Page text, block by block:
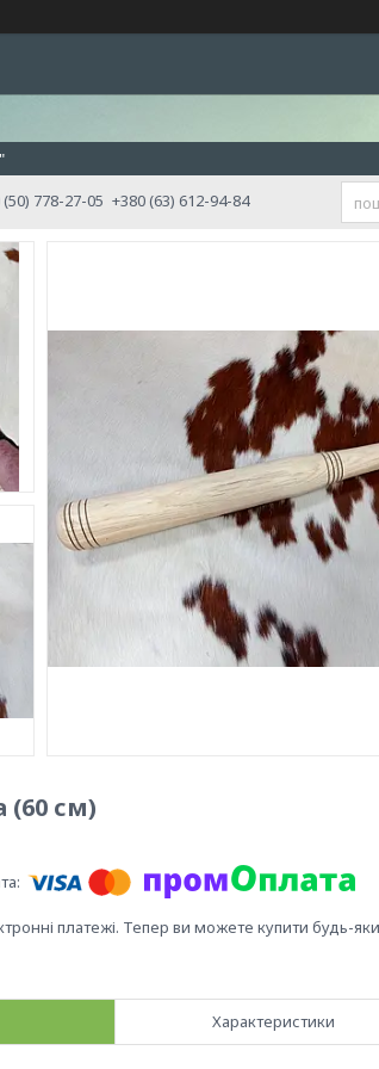
(50) 778-27-05 +380 (63) 612-94-84
(60 см)
платежі. Тепер ви можете купити будь-
Характеристики